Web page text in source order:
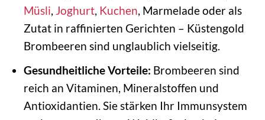
Müsli Joghurt, Kuchen , Marmelade oder als
Zutat in raffinierten Gerichten – Küstengold
Brombeeren sind unglaublich vielseitig.
Gesundheitliche Vorteile: Brombeeren sind
reich an Vitaminen, Mineralstoffen und
Antioxidantien. Sie stärken Ihr Immunsystem